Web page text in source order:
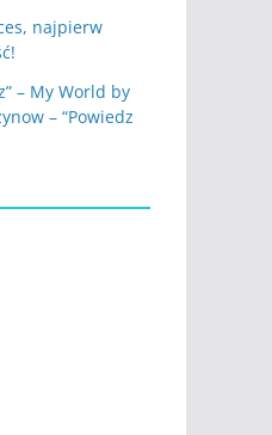
najpierw
– My World by
– “Powiedz